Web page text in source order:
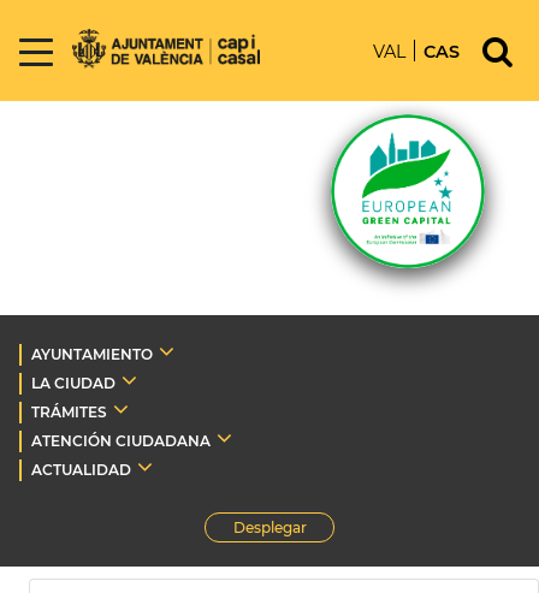
VAL CAS
AYUNTAMIENTO
LA CIUDAD
TRÁMITES
ATENCIÓN CIUDADANA
ACTUALIDAD
Desplegar